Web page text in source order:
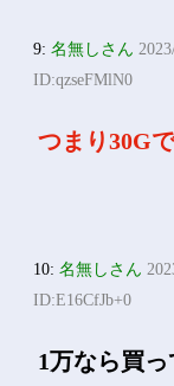
9:名無しさん
ID:qzseFMlN0
つまり30Gで
10:名無しさん
ID:E16CfJb+0
1万なら買っ